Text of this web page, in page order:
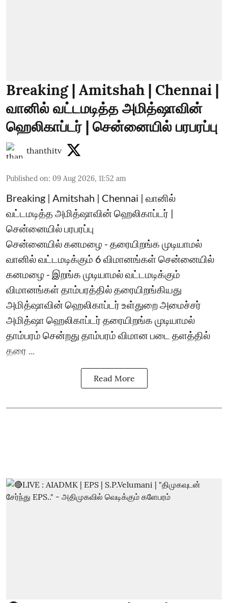
Breaking | Amitshah | Chennai |
வானில் வட்டமடித்த அமித்ஷாவின்
ஹெலிகாப்டர் | சென்னையில் பரபரப்பு
thanthitv
Published on: 09 Aug 2026, 11:52 am
Breaking | Amitshah | Chennai | வானில்
வட்டமடித்த அமித்ஷாவின் ஹெலிகாப்டர் |
சென்னையில் பரபரப்பு
சென்னையில் கனமழை - தரையிறங்க முடியாமல்
வானில் வட்டமடிக்கும் 6 விமானங்கள் சென்னையில்
கனமழை - இறங்க முடியாமல் வட்டமடிக்கும்
விமானங்கள் தாம்பரத்தில் தரையிறங்கியது
அமித்ஷாவின் ஹெலிகாப்டர் உள்துறை அமைச்சர்
அமித்ஷா ஹெலிகாப்டர் தரையிறங்க முடியாமல்
தாம்பரம் சென்றது தாம்பரம் விமான படை தளத்தில்
தரை ...
Read More